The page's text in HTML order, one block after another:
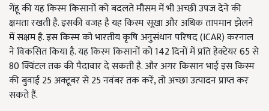
गेंहू की यह किस्म किसानों को बदलते मौसम में भी अच्छी उपज देने की
क्षमता रखती है. इसकी वजह है यह किस्म सूखा और अधिक तापमान झेलने
में सक्षम है. इस किस्म को भारतीय कृषि अनुसंधान परिषद (ICAR) करनाल
ने विकसित किया है. यह किस्म किसानों को 142 दिनों में प्रति हेक्टेयर 65 से
80 क्विंटल तक की पैदावार दे सकती है. और अगर किसान भाई इस किस्म
की बुवाई 25 अक्टूबर से 25 नवंबर तक करें, तो अच्छा उत्पादन प्राप्त कर
सकते हैं.